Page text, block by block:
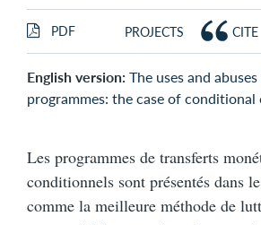
PDF PROJECTS CITE
English version: The uses and
programmes: the case of conditional
Les programmes de transferts
conditionnels sont présentés dans
comme la meilleure méthode de